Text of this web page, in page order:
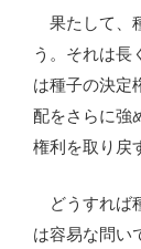
果たして、
う。それは長
は種子の決定
配をさらに強
権利を取り戻
どうすれば
は容易な問い